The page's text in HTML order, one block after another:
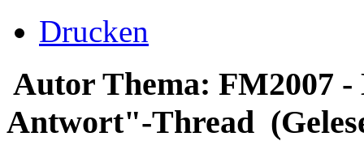
Drucken
Autor Thema: FM2007
Antwort"-Thread